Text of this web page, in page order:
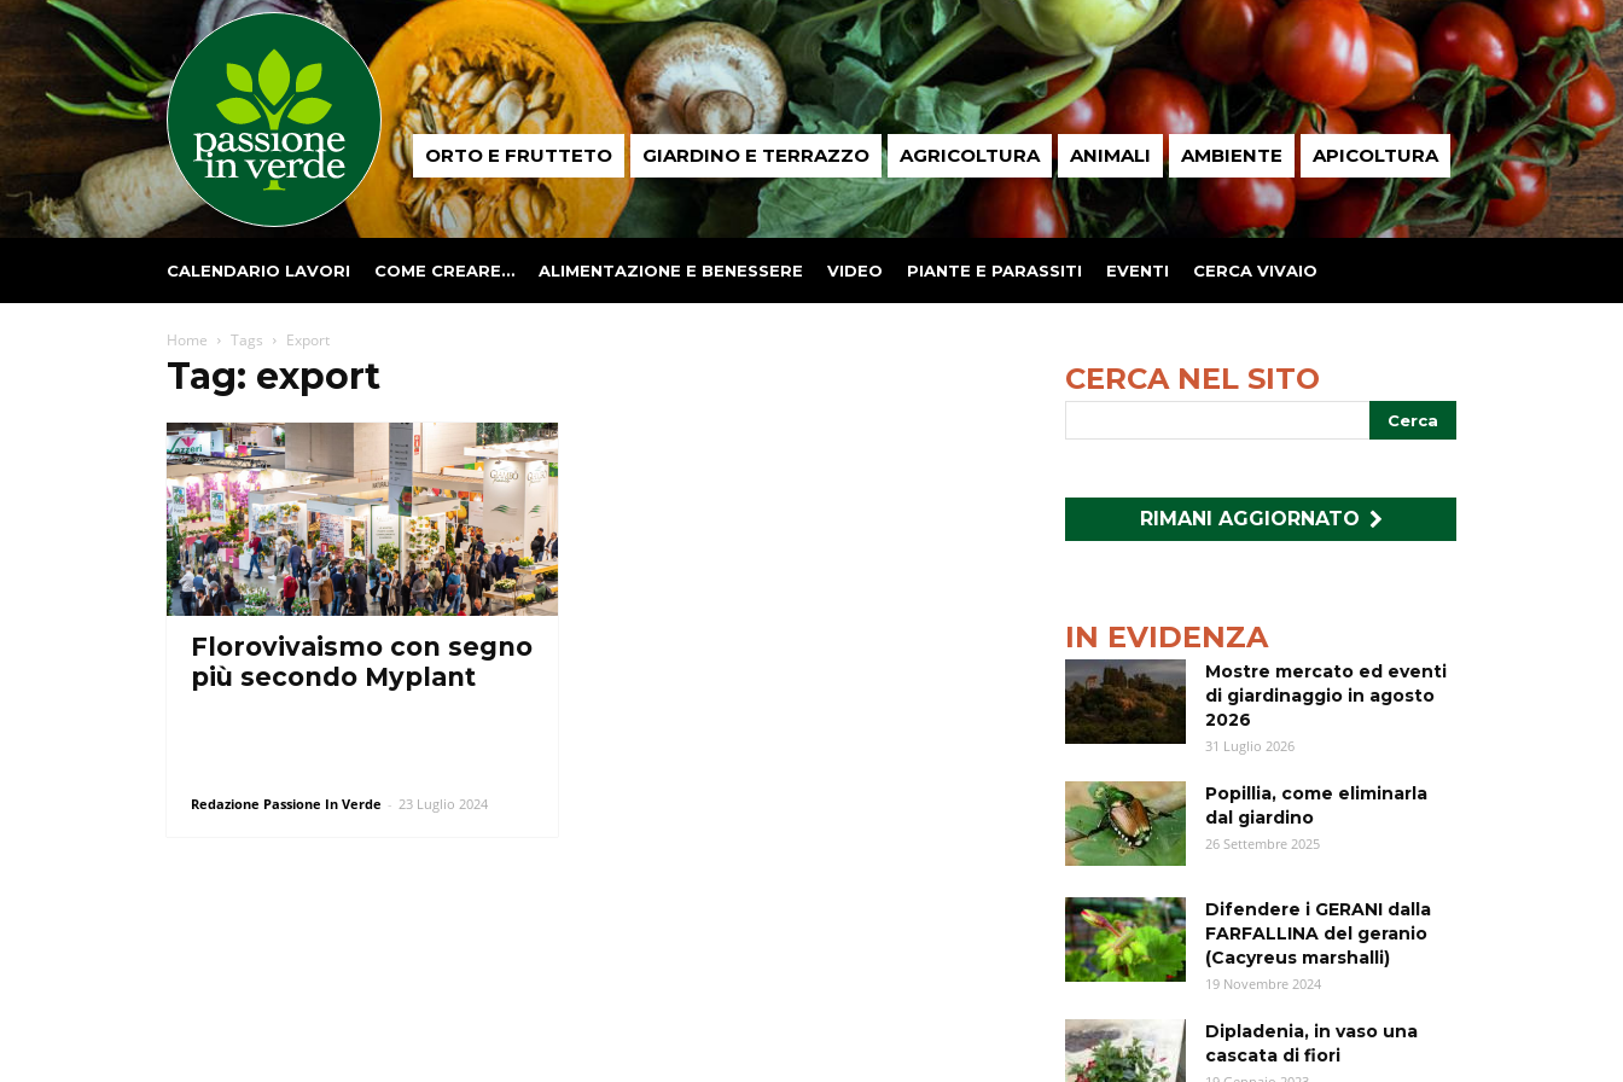
Passione
in ORTO E FRUTTETO GIARDINO E TERRAZZO AGRICOLTURA ANIMALI AMBIENTE APICOLTURA
CALENDARIO LAVORI COME CREARE… ALIMENTAZIONE E BENESSERE VIDEO PIANTE E PARASSITI EVENTI CERCA VIVAIO
Home Tags Export
Tag: export
Florovivaismo con segno
più secondo Myplant
Redazione Passione In Verde - 23 Luglio 2024
CERCA NEL SITO
RIMANI AGGIORNATO
IN EVIDENZA
Mostre mercato ed eventi
di giardinaggio in agosto
2026
31 Luglio 2026
Popillia, come eliminarla
dal giardino
26 Settembre 2025
Difendere i GERANI dalla
FARFALLINA del geranio
(Cacyreus marshalli)
19 Novembre 2024
Dipladenia, in vaso una
cascata di fiori